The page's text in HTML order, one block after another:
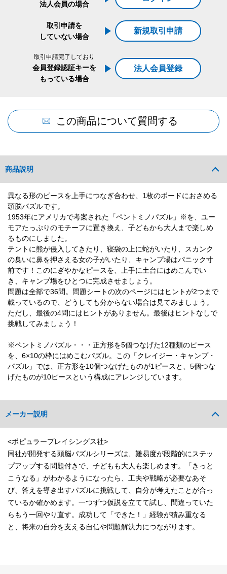
法人会員の場合
取引申請を
していない場合
新規取引申請
取引申請完了しており
会員登録認証キーを
もっている場合
法人会員登録
この商品について質問する
商品説明
異なる形のピースを上手につなぎ合わせ、1枚のボードにおさめる
頭脳パズルです。
1953年にアメリカで考案された「ペントミノパズル」※を、ユー
モアたっぷりのモチーフに置き換え、子どもから大人まで楽しめ
るものにしました。
テントに熊が侵入してきたり、寝袋の上に蛇がいたり、スカンク
の臭いに鼻を押さえる女の子がいたり、キャンプ場はパニック寸
前です！このにぎやかなピースを、上手に土台にはめこんでい
き、キャンプ場をひとつに完成させましょう。
問題は全部で36問。問題シートの次のページにはヒントが2つまで
載っているので、どうしても分からない場合は見てみましょう。
ただし、最後の4問にはヒントがありません。最後はヒントなしで
挑戦してみましょう！
※ペントミノパズル・・・正方形を5個つなげた12種類のピース
を、6×10の枠にはめこむパズル。この「クレイジー・キャンプ・
パズル」では、正方形を10個つなげたものが1ピースと、5個つな
げたものが10ピースという構成にアレンジしています。
メーカー説明
<ポピュラープレイシングス社>
同社が開発する頭脳パズルシリーズは、難易度が段階的にステッ
プアップする問題付きで、子どもも大人も楽しめます。「きっと
こうなる」がわかるようになったら、工夫や戦略が必要なあそ
び、答えを導き出すパズルに挑戦して、自分が考えたことが合っ
ているか確かめます。一つずつ仮説を立てて試し、間違っていた
らもう一回やり直す。成功して「できた！」経験が積み重なる
と、将来の自分を支える自信や問題解決力につながります。